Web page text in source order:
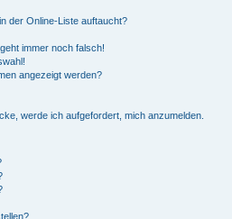
der Online-Liste auftaucht?
immer noch falsch!
angezeigt werden?
werde ich aufgefordert, mich anzumelden.